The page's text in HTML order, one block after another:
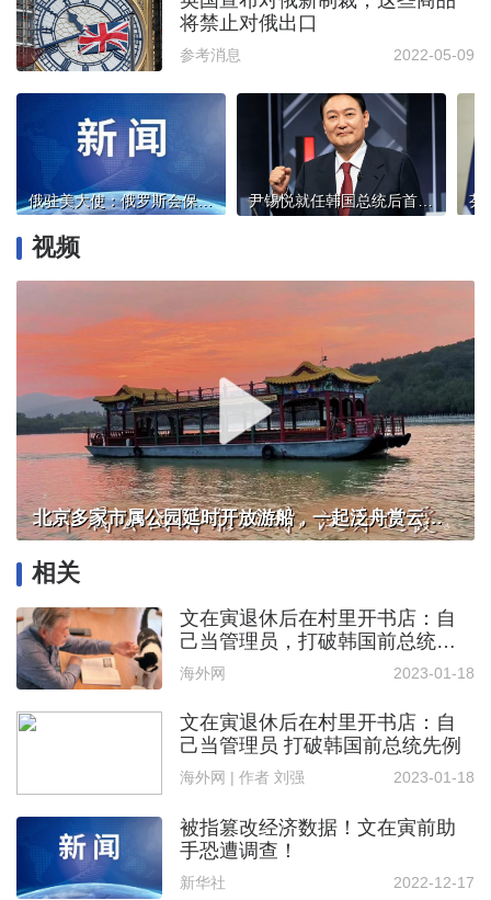
将禁止对俄出口
参考消息 2022-05-09
俄驻美大使：俄罗斯会保护二战胜利真相 不允许历史被涂改 尹锡悦就任韩国总统后首个日程：零时在地堡听取军方报告
视频
北京多家市属公园延时开放游船，一起泛舟赏云霞！
相关
文在寅退休后在村里开书店：自
己当管理员，打破韩国前总统先
例
海外网 2023-01-18
文在寅退休后在村里开书店：自
己当管理员 打破韩国前总统先例
海外网 | 作者 刘强 2023-01-18
被指篡改经济数据！文在寅前助
手恐遭调查！
新华社 2022-12-17